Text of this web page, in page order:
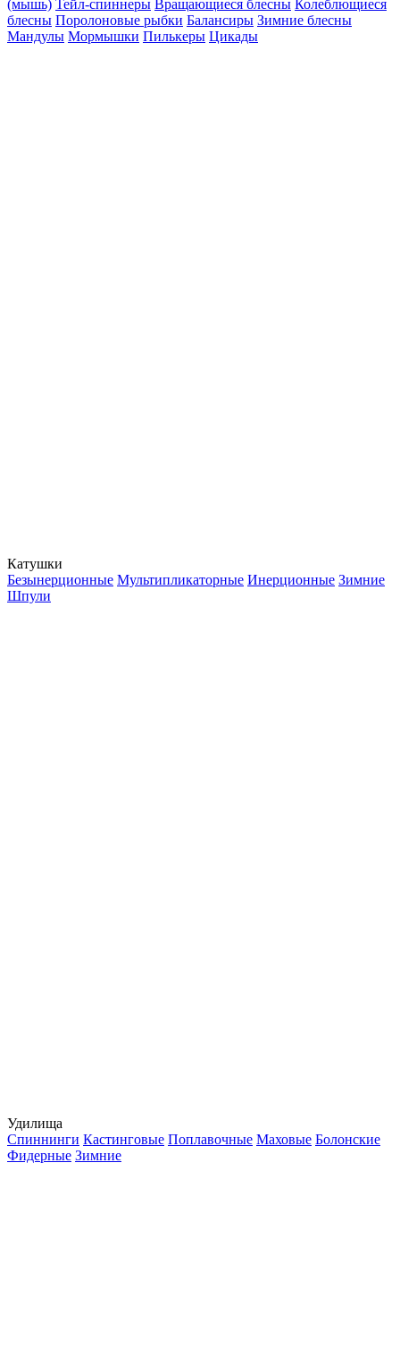
(мышь) Тейл-спиннеры Вращающиеся блесны Колеблющиеся
блесны Поролоновые рыбки Балансиры Зимние блесны
Мандулы Мормышки Пилькеры Цикады
Катушки
Безынерционные Мультипликаторные Инерционные Зимние
Шпули
Удилища
Спиннинги Кастинговые Поплавочные Маховые Болонские
Фидерные Зимние